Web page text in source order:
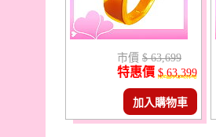
市價 $ 63,699
特惠價 $ 63,399
加入購物車